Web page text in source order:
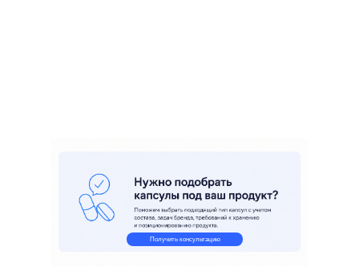
Получить консультацию